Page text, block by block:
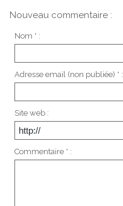
Nouveau commentaire :
Nom * :
Adresse email (non publiée) * :
Site web :
Commentaire * :